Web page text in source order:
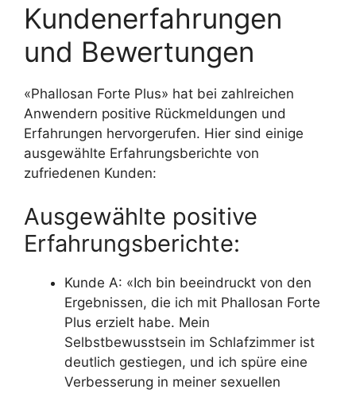
Kundenerfahrungen
und Bewertungen
«Phallosan Forte Plus» hat bei zahlreichen
Anwendern positive Rückmeldungen und
Erfahrungen hervorgerufen. Hier sind einige
ausgewählte Erfahrungsberichte von
zufriedenen Kunden:
Ausgewählte positive
Erfahrungsberichte:
Kunde A: «Ich bin beeindruckt von den
Ergebnissen, die ich mit Phallosan Forte
Plus erzielt habe. Mein
Selbstbewusstsein im Schlafzimmer ist
deutlich gestiegen, und ich spüre eine
Verbesserung in meiner sexuellen